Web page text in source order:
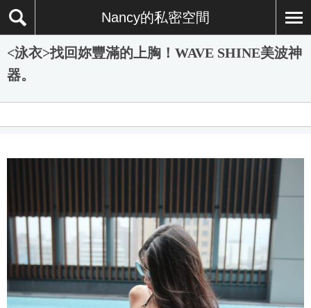
Nancy的私密空間
<泳衣>找回妳豐滿的上胸！WAVE SHINE美波神
器。